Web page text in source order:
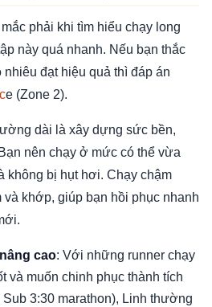
phải khi tìm hiểu chạy long
này quá nhanh. Nếu bạn thắc
nhiêu đạt hiệu quả thì đáp án
e (Zone 2).
dài là xây dựng sức bền,
nên chạy ở mức có thể vừa
không bị hụt hơi. Chạy chậm
khớp, giúp bạn hồi phục nhanh
cao: Với những runner chạy
và muốn chinh phục thành tích
3:30 marathon), Linh thường